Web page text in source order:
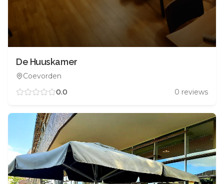
De Huuskamer
Coevorden
0.0
0 reviews